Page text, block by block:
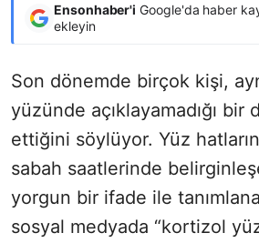
Ensonhaber'i Google'da haber
ekleyin
Son dönemde birçok kişi,
yüzünde açıklayamadığı bir
ettiğini söylüyor. Yüz
sabah saatlerinde
yorgun bir ifade ile
sosyal medyada “kortizol